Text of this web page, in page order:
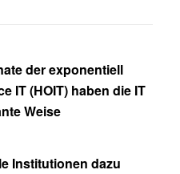
der exponentiell
IT (HOIT) haben die IT
Weise
Institutionen dazu